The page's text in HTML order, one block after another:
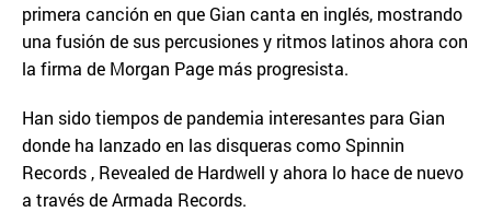
primera canción en que Gian canta en inglés, mostrando
una fusión de sus percusiones y ritmos latinos ahora con
la firma de Morgan Page más progresista.
Han sido tiempos de pandemia interesantes para Gian
donde ha lanzado en las disqueras como Spinnin
Records , Revealed de Hardwell y ahora lo hace de nuevo
a través de Armada Records.